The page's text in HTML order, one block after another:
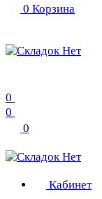
0 Корзина
0
0
0
Кабинет